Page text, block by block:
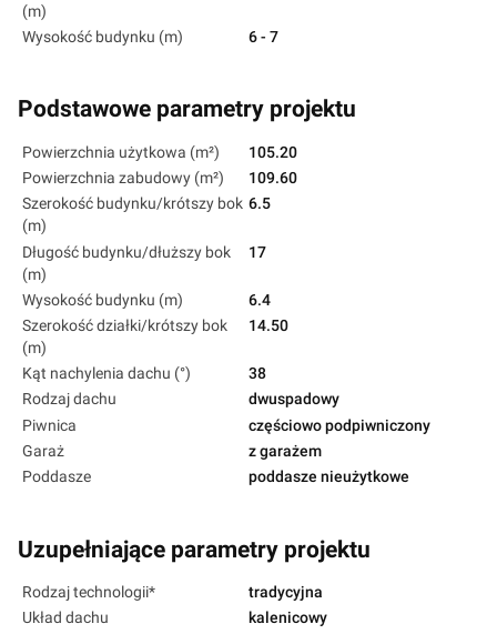
(m)
Wysokość budynku (m)
6 - 7
Podstawowe parametry projektu
Powierzchnia użytkowa (m²)
105.20
Powierzchnia zabudowy (m²)
109.60
Szerokość budynku/krótszy bok
(m)
6.5
Długość budynku/dłuższy bok
(m)
17
Wysokość budynku (m)
6.4
Szerokość działki/krótszy bok
(m)
14.50
Kąt nachylenia dachu (°)
38
Rodzaj dachu
dwuspadowy
Piwnica
częściowo podpiwniczony
Garaż
z garażem
Poddasze
poddasze nieużytkowe
Uzupełniające parametry projektu
Rodzaj technologii*
tradycyjna
Układ dachu
kalenicowy